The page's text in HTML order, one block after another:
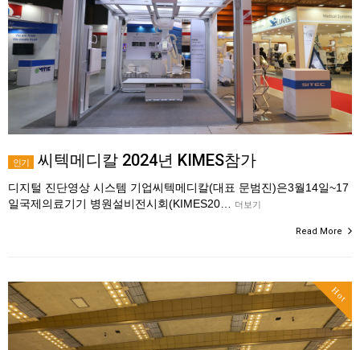
인기 씨텍메디칼 2024년 KIMES참가
디지털 진단영상 시스템 기업씨텍메디칼(대표 문범진)은3월14일~17
일국제의료기기 병원설비전시회(KIMES20…
더보기
Read More
Hot